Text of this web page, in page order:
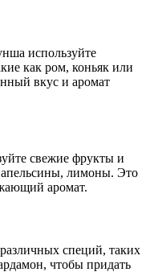
используйте
как ром, коньяк или
вкус и аромат
свежие фрукты и
апельсины, лимоны. Это
аромат.
специй, таких
чтобы придать